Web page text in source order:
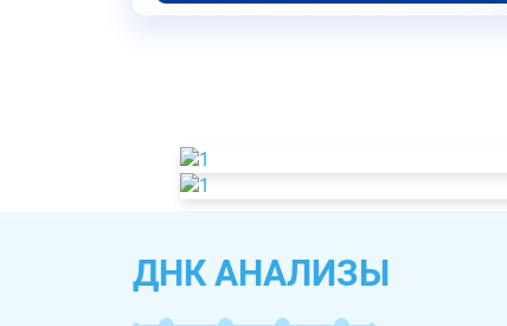
ДНК АНАЛИЗЫ